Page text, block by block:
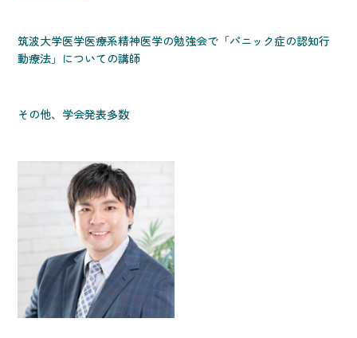
筑波大学医学医療系精神医学の勉強会で「パニック症の認知行
動療法」についての講師
その他、学会発表多数